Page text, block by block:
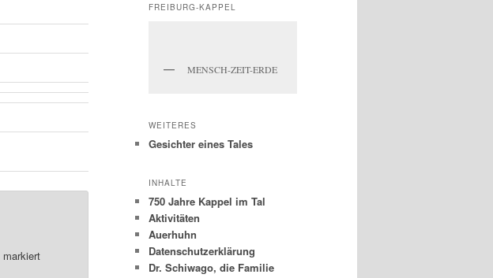
markiert
FREIBURG-KAPPEL
MENSCH-ZEIT-ERDE
WEITERES
Gesichter eines Tales
INHALTE
750 Jahre Kappel im Tal
Aktivitäten
Auerhuhn
Datenschutzerklärung
Dr. Schiwago, die Familie